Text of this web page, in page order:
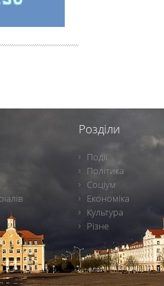
Розділи
Події
Політика
Соціум
Економіка
Культура
Різне